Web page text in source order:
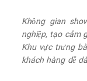
Không gian
nghiệp, tạo cảm
Khu vực trưng
khách hàng dễ